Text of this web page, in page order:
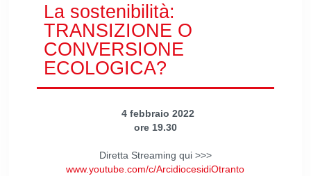
La sostenibilità:
TRANSIZIONE O
CONVERSIONE
ECOLOGICA?
4 febbraio 2022
ore 19.30
Diretta Streaming qui >>>
www.youtube.com/c/ArcidiocesidiOtranto